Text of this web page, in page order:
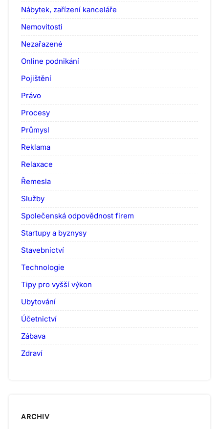
Nábytek, zařízení kanceláře
Nemovitosti
Nezařazené
Online podnikání
Pojištění
Právo
Procesy
Průmysl
Reklama
Relaxace
Řemesla
Služby
Společenská odpovědnost firem
Startupy a byznysy
Stavebnictví
Technologie
Tipy pro vyšší výkon
Ubytování
Účetnictví
Zábava
Zdraví
ARCHIV